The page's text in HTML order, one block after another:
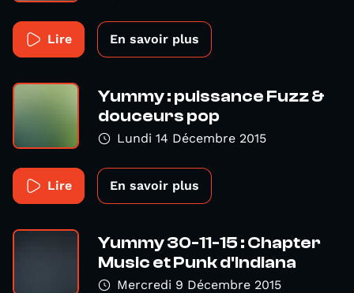
Lire En savoir plus
Yummy : puissance Fuzz &
douceurs pop
Lundi 14 Décembre 2015
Lire En savoir plus
Yummy 30-11-15 : Chapter
Music et Punk d'Indiana
Mercredi 9 Décembre 2015